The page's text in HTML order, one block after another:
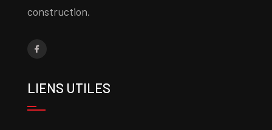
construction.
LIENS UTILES